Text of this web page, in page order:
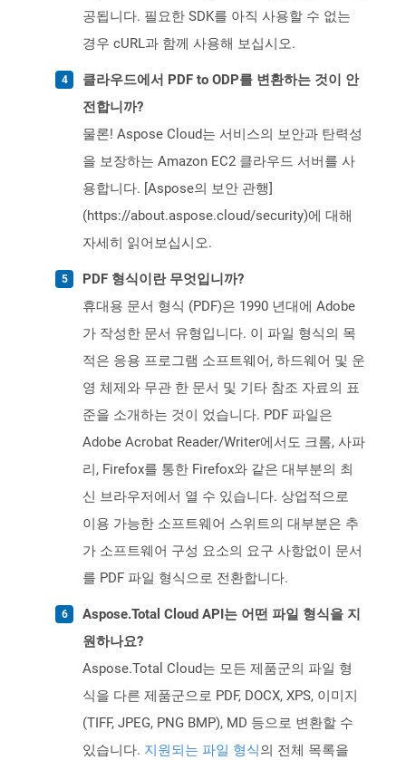
공됩니다. 필요한 SDK를 아직 사용할 수 없는
경우 cURL과 함께 사용해 보십시오.
클라우드에서 PDF to ODP를 변환하는 것이 안
전합니까?
물론! Aspose Cloud는 서비스의 보안과 탄력성
을 보장하는 Amazon EC2 클라우드 서버를 사
용합니다. [Aspose의 보안 관행]
(https://about.aspose.cloud/security)에 대해
자세히 읽어보십시오.
PDF 형식이란 무엇입니까?
휴대용 문서 형식 (PDF)은 1990 년대에 Adobe
가 작성한 문서 유형입니다. 이 파일 형식의 목
적은 응용 프로그램 소프트웨어, 하드웨어 및 운
영 체제와 무관 한 문서 및 기타 참조 자료의 표
준을 소개하는 것이 었습니다. PDF 파일은
Adobe Acrobat Reader/Writer에서도 크롬, 사파
리, Firefox를 통한 Firefox와 같은 대부분의 최
신 브라우저에서 열 수 있습니다. 상업적으로
이용 가능한 소프트웨어 스위트의 대부분은 추
가 소프트웨어 구성 요소의 요구 사항없이 문서
를 PDF 파일 형식으로 전환합니다.
Aspose.Total Cloud API는 어떤 파일 형식을 지
원하나요?
Aspose.Total Cloud는 모든 제품군의 파일 형
식을 다른 제품군으로 PDF, DOCX, XPS, 이미지
(TIFF, JPEG, PNG BMP), MD 등으로 변환할 수
있습니다. 지원되는 파일 형식의 전체 목록을